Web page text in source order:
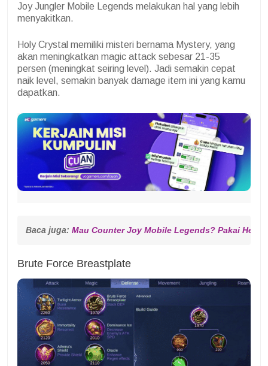
Joy Jungler Mobile Legends melakukan hal yang lebih
menyakitkan.
Holy Crystal memiliki misteri bernama Mystery, yang
akan meningkatkan magic attack sebesar 21-35
persen (meningkat seiring level). Jadi semakin cepat
naik level, semakin banyak damage item ini yang kamu
dapatkan.
Baca juga: Mau Counter Joy Mobile Legends? Pakai Hero
Brute Force Breastplate